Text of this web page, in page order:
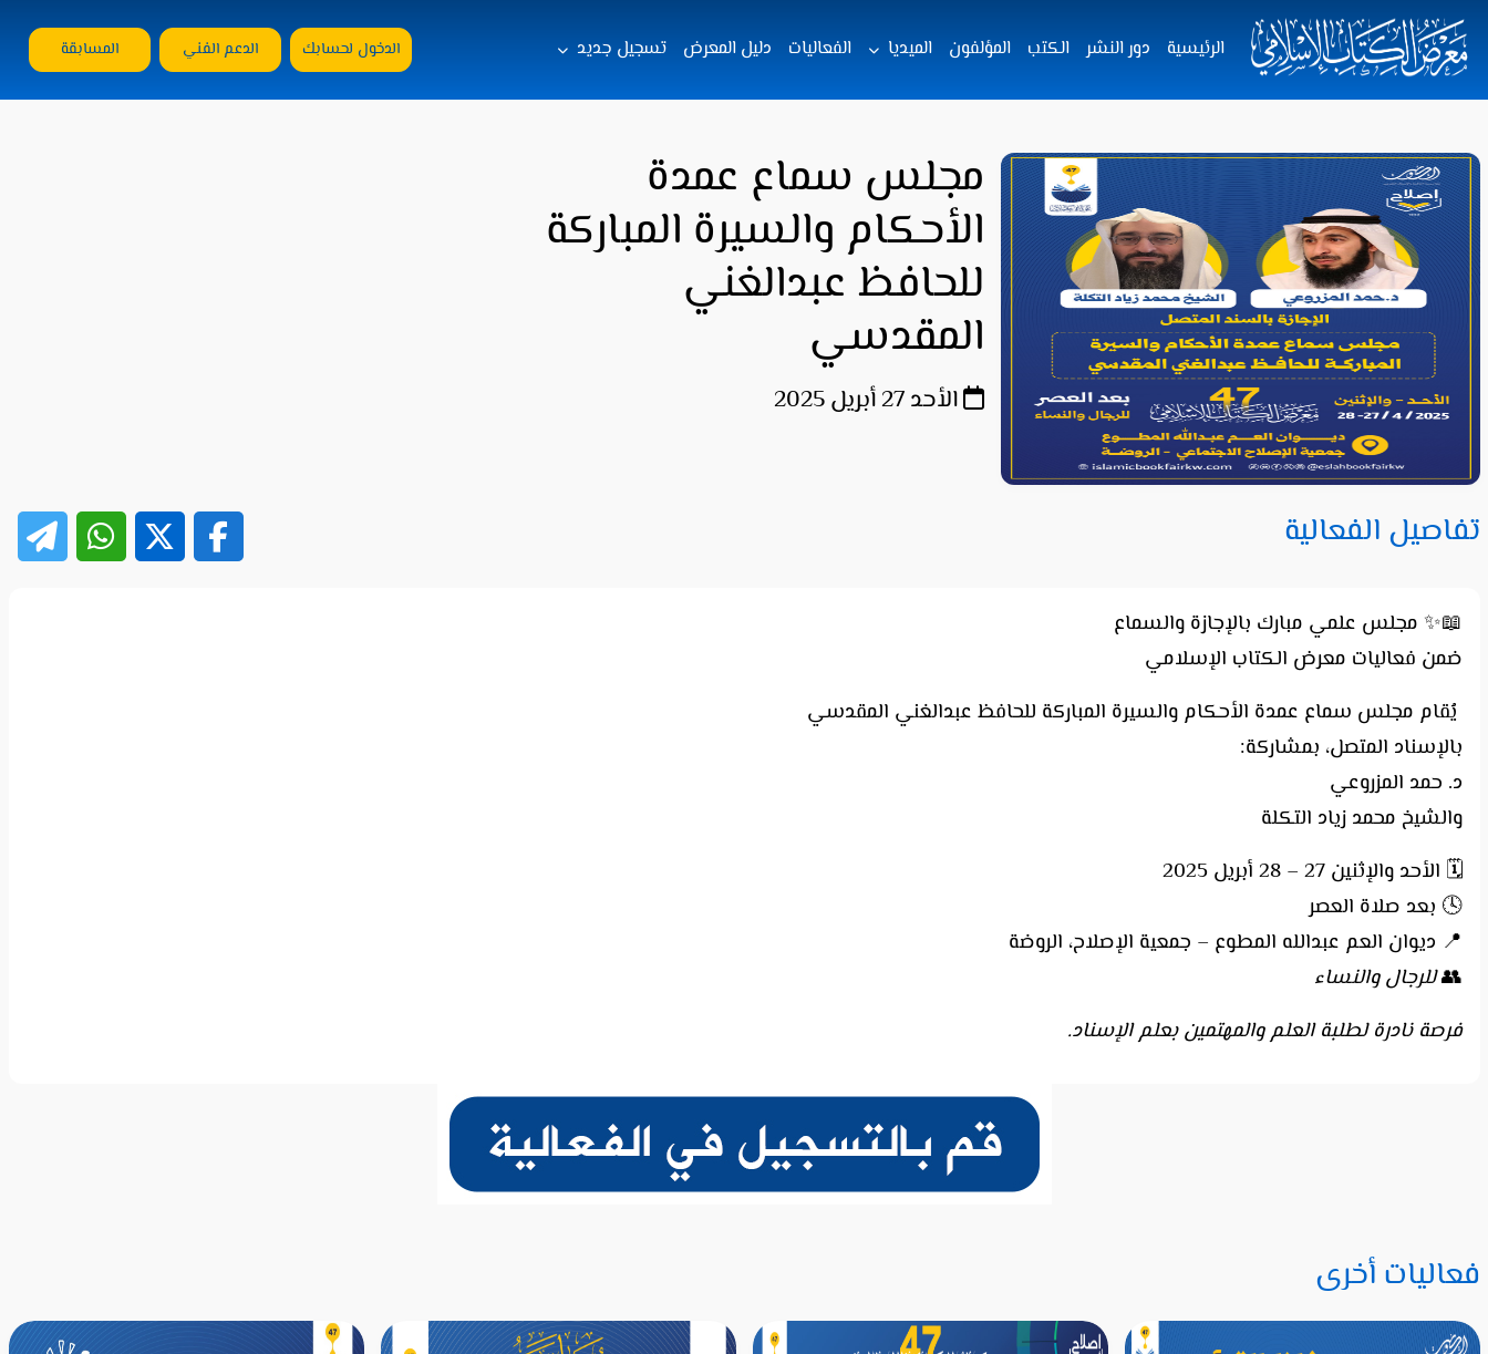
الرئيسية دور النشر الكتب المؤلفون الميديا الفعاليات دليل المعرض تسجيل جديد الدخول لحسابك الدعم الفني المسابقة
مجلس سماع عمدة
الأحكام والسيرة المباركة
للحافظ عبدالغني
المقدسي
الأحد 27 أبريل 2025
تفاصيل الفعالية
📖✨ مجلس علمي مبارك بالإجازة والسماع
ضمن فعاليات معرض الكتاب الإسلامي
يُقام مجلس سماع عمدة الأحكام والسيرة المباركة للحافظ عبدالغني المقدسي
بالإسناد المتصل، بمشاركة:
د. حمد المزروعي
والشيخ محمد زياد التكلة
🗓️ الأحد والإثنين 27 – 28 أبريل 2025
🕓 بعد صلاة العصر
📍 ديوان العم عبدالله المطوع – جمعية الإصلاح، الروضة
👥للرجال والنساء
فرصة نادرة لطلبة العلم والمهتمين بعلم الإسناد.
فعاليات أخرى